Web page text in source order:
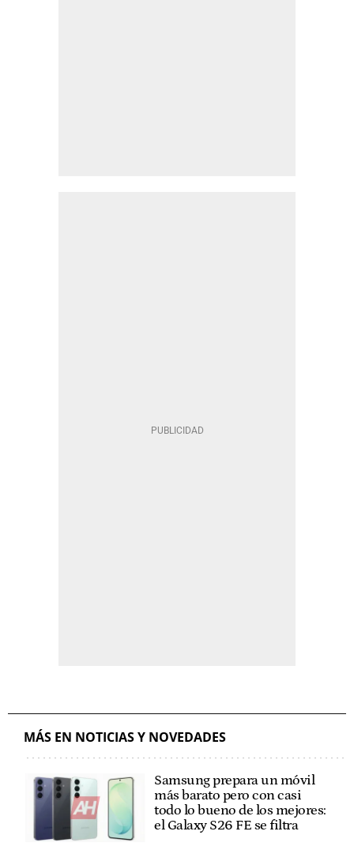
MÁS EN NOTICIAS Y NOVEDADES
Samsung prepara un móvil
más barato pero con casi
todo lo bueno de los mejores:
el Galaxy S26 FE se filtra